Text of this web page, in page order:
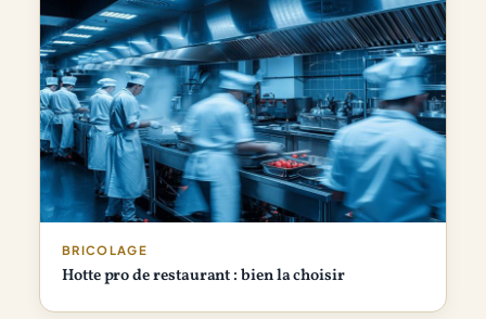
BRICOLAGE
Hotte pro de restaurant : bien la choisir